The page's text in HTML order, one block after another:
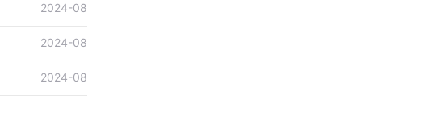
2024-08
2024-08
2024-08